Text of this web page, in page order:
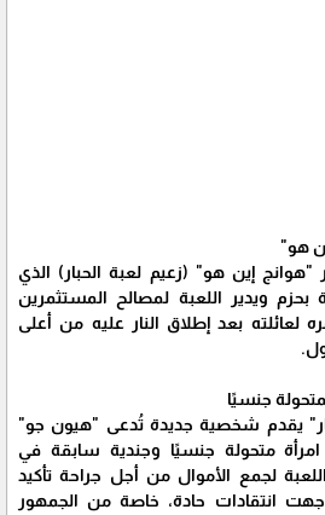
هو"
إين هو" (زعيم لعبة الحبار) الذي
ويدير اللعبة لمصالح المستثمرين
لعائلته بعد إطلاق النار عليه من أعلى
جنسيًا
يقدم شخصية جديدة تُدعى "هيون جو"
متحولة جنسيًا وجندية سابقة في
لجمع الأموال من أجل جراحة تأكيد
انتقادات حادة، خاصة من الجمهور